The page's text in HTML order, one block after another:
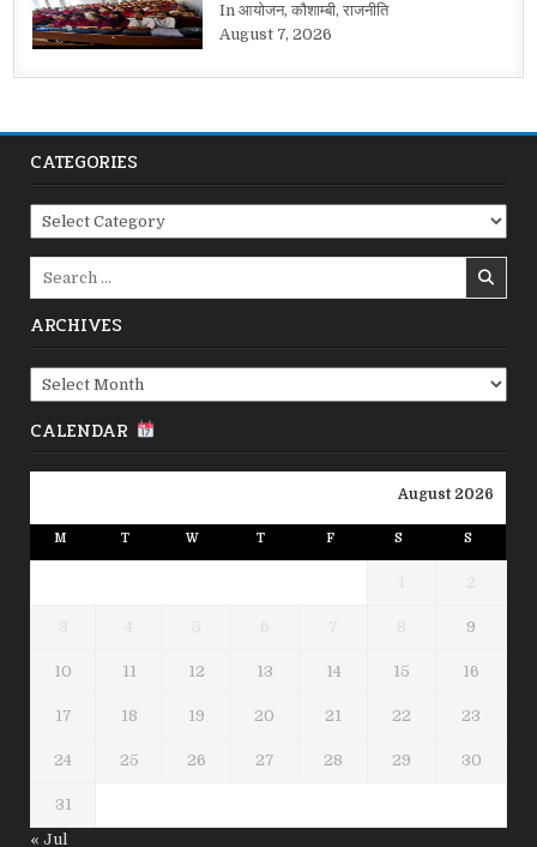
In आयोजन, कौशाम्बी, राजनीति
August 7, 2026
CATEGORIES
Categories
ARCHIVES
Archives
CALENDAR
August 2026
M T W T F S S
1 2
3 4 5 6 7 8 9
10 11 12 13 14 15 16
17 18 19 20 21 22 23
24 25 26 27 28 29 30
31
« Jul